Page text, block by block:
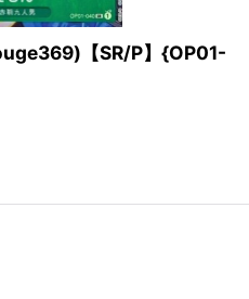
【SR/P】{OP01-